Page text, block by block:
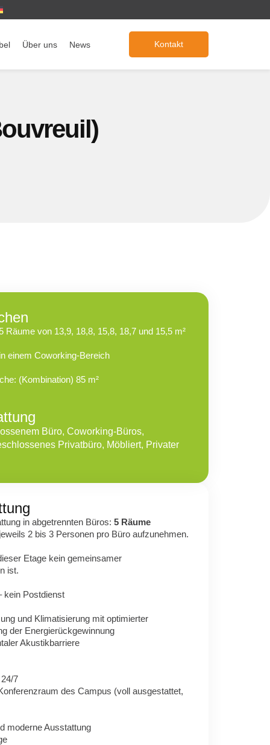
Über uns News Kontakt
Räume von 13,9, 18,8, 15,8, 18,7 und 15,5 m²
einem Coworking-Bereich
(Kombination) 85 m²
Büro, Coworking-Büros,
Privatbüro, Möbliert, Privater
in abgetrennten Büros: 5 Räume
2 bis 3 Personen pro Büro aufzunehmen.
Etage kein gemeinsamer
ist.
kein Postdienst
und Klimatisierung mit optimierter
der Energierückgewinnung
Akustikbarriere
7
des Campus (voll ausgestattet,
moderne Ausstattung